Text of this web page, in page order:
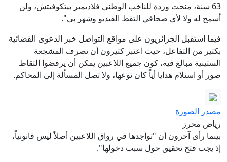
63 سنة، منحت وردة للناخب الوطني فلاديمير بيتكوفيتش، ولن
أسمح له ولا لأي صحافي التقط الفيديو وشهر بي".
فيما استقبل الجزائريون على مواقع التواصل خبر الدعوى القضائية
بكثير من التفاعل، حيث اعتبر كثيرون أن تصرف المشجعة
الستينية مبالغ فيه، كون جميع اللاعبين يمكن أن يرفضوا التقاط
صور أو استلام هدايا أياً كان نوعها، ولا تصل المسألة إلى المحاكم.
مصدر الصورة
رياض محرز
بينما رأى آخرون أن "تواجدها في رواق اللاعبين أصلاً ليس قانونياً،
إذ يجب فتح تحقيق حول سبب دخولها".